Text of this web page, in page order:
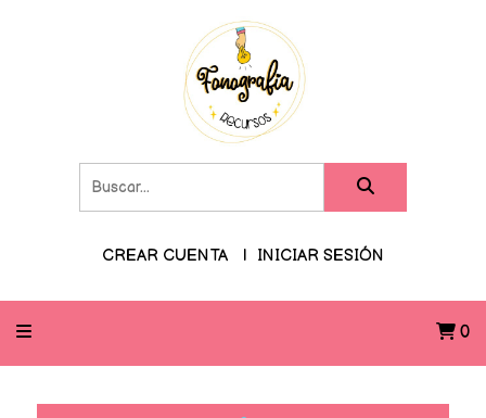
CREAR CUENTA INICIAR SESIÓN
0